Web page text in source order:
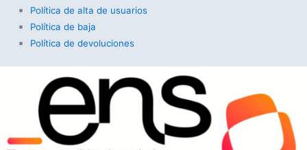
Política de alta de usuarios
Política de baja
Política de devoluciones